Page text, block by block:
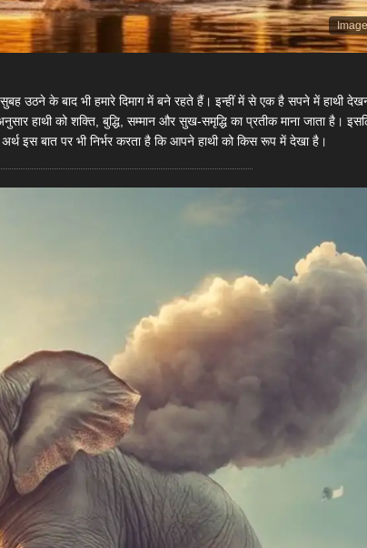
उठने के बाद भी हमारे दिमाग में बने रहते हैं। इन्हीं में से एक है सपने में हाथी
हाथी को शक्ति, बुद्धि, सम्मान और सुख-समृद्धि का प्रतीक माना जाता है।
इस बात पर भी निर्भर करता है कि आपने हाथी को किस रूप में देखा है।